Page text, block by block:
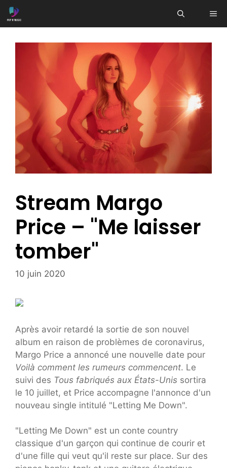
Aller
au
Stream Margo
Price – "Me laisser
tomber"
10 juin 2020
Après avoir retardé la sortie de son nouvel
album en raison de problèmes de coronavirus,
Margo Price a annoncé une nouvelle date pour
Voilà comment les rumeurs commencent. Le
suivi des Tous fabriqués aux États-Unis sortira
le 10 juillet, et Price accompagne l'annonce d'un
nouveau single intitulé "Letting Me Down".
"Letting Me Down" est un conte country
classique d'un garçon qui continue de courir et
d'une fille qui veut qu'il reste sur place. Sur des